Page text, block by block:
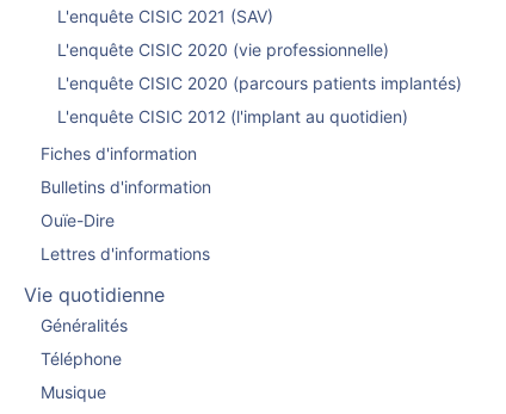
L'enquête CISIC 2021 (SAV)
L'enquête CISIC 2020 (vie professionnelle)
L'enquête CISIC 2020 (parcours patients implantés)
L'enquête CISIC 2012 (l'implant au quotidien)
Fiches d'information
Bulletins d'information
Ouïe-Dire
Lettres d'informations
Vie quotidienne
Généralités
Téléphone
Musique